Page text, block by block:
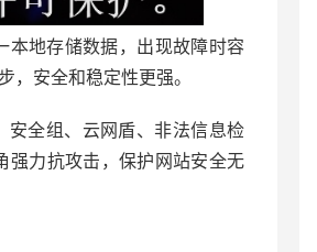
地存储数据，出现故障时容
，安全和稳定性更强。
安全组、云网盾、非法信息检
力抗攻击，保护网站安全无